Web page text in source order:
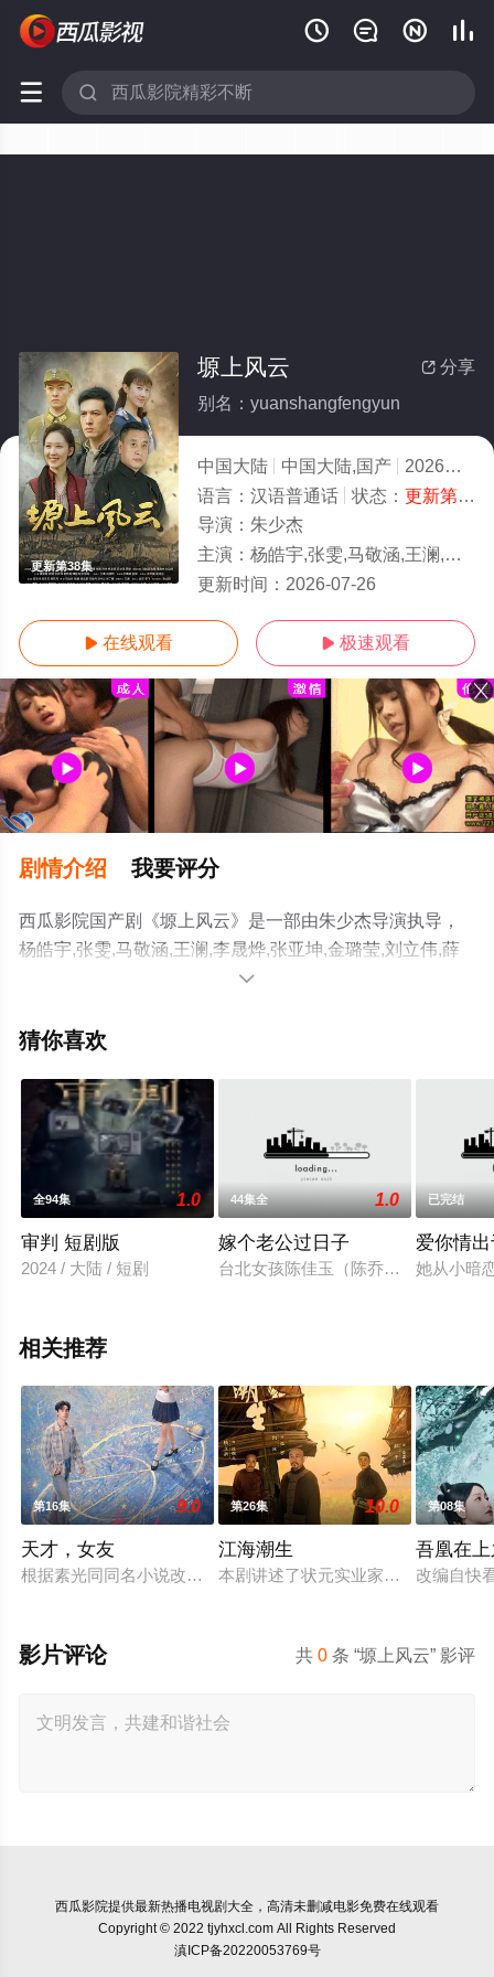
   
 
更新第38集
 分享
塬上风云
别名：yuanshangfengyun
中国大陆 中国大陆,国产 2026
5.0
语言： 汉语普通话 状态： 更新第38集
导演： 朱少杰
主演： 杨皓宇,张雯,马敬涵,王澜,李晟烨,张亚坤,金璐莹,刘立伟,薛奇
更新时间： 2026-07-26
 在线观看  极速观看
剧情介绍 我要评分
西瓜影院国产剧《塬上风云》是一部由朱少杰导演执导，
杨皓宇,张雯,马敬涵,王澜,李晟烨,张亚坤,金璐莹,刘立伟,薛
奇等明星精彩演绎的中国大陆电视剧，手机免费观看高清
移步至豆瓣电视剧、电视猫或剧情网等平台了解。
。

猜你喜欢
全94集 1.0
审判 短剧版
2024 / 大陆 / 短剧
44集全 1.0
嫁个老公过日子
台北女孩陈佳玉（陈乔恩 饰）是一
已完结
爱你情
她从小暗
相关推荐
第16集 9.0
天才，女友
根据素光同同名小说改编。江逾白长大以后，林知夏忽然对他
第26集 10.0
江海潮生
本剧讲述了状元实业家张謇创办大生
第08集
吾凰在
改编自快
共0 条 “塬上风云” 影评
影片评论
西瓜影院提供最新热播电视剧大全，高清未删减电影免费在线观看
Copyright © 2022 tjyhxcl.com All Rights Reserved
滇ICP备20220053769号